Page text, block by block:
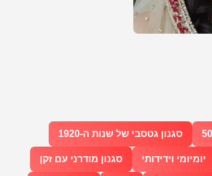
סגנון גטסבי של שנות ה-1920
סגנון מודרני עם זקן יומיומי וידידותי